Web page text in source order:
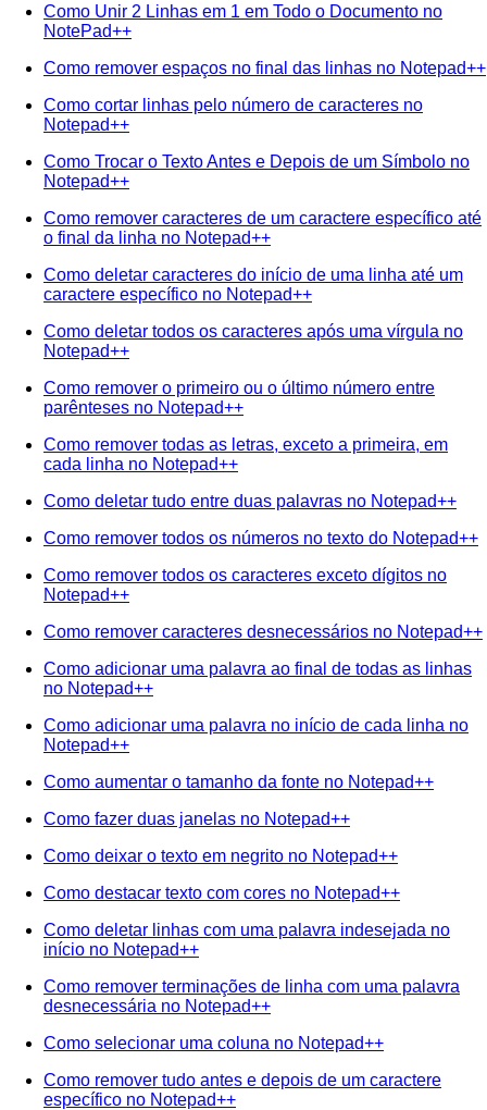
Como Unir 2 Linhas em 1 em Todo o Documento no
NotePad++
Como remover espaços no final das linhas no Notepad++
Como cortar linhas pelo número de caracteres no
Notepad++
Como Trocar o Texto Antes e Depois de um Símbolo no
Notepad++
Como remover caracteres de um caractere específico até
o final da linha no Notepad++
Como deletar caracteres do início de uma linha até um
caractere específico no Notepad++
Como deletar todos os caracteres após uma vírgula no
Notepad++
Como remover o primeiro ou o último número entre
parênteses no Notepad++
Como remover todas as letras, exceto a primeira, em
cada linha no Notepad++
Como deletar tudo entre duas palavras no Notepad++
Como remover todos os números no texto do Notepad++
Como remover todos os caracteres exceto dígitos no
Notepad++
Como remover caracteres desnecessários no Notepad++
Como adicionar uma palavra ao final de todas as linhas
no Notepad++
Como adicionar uma palavra no início de cada linha no
Notepad++
Como aumentar o tamanho da fonte no Notepad++
Como fazer duas janelas no Notepad++
Como deixar o texto em negrito no Notepad++
Como destacar texto com cores no Notepad++
Como deletar linhas com uma palavra indesejada no
início no Notepad++
Como remover terminações de linha com uma palavra
desnecessária no Notepad++
Como selecionar uma coluna no Notepad++
Como remover tudo antes e depois de um caractere
específico no Notepad++